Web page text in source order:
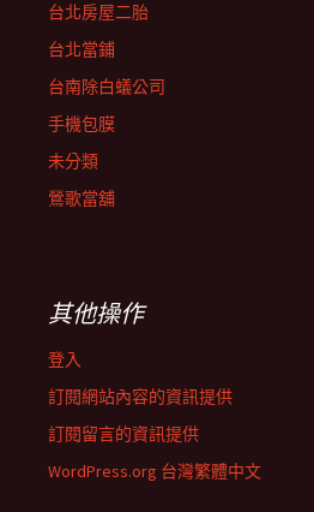
台北房屋二胎
台北當鋪
台南除白蟻公司
手機包膜
未分類
鶯歌當舖
其他操作
登入
訂閱網站內容的資訊提供
訂閱留言的資訊提供
WordPress.org 台灣繁體中文